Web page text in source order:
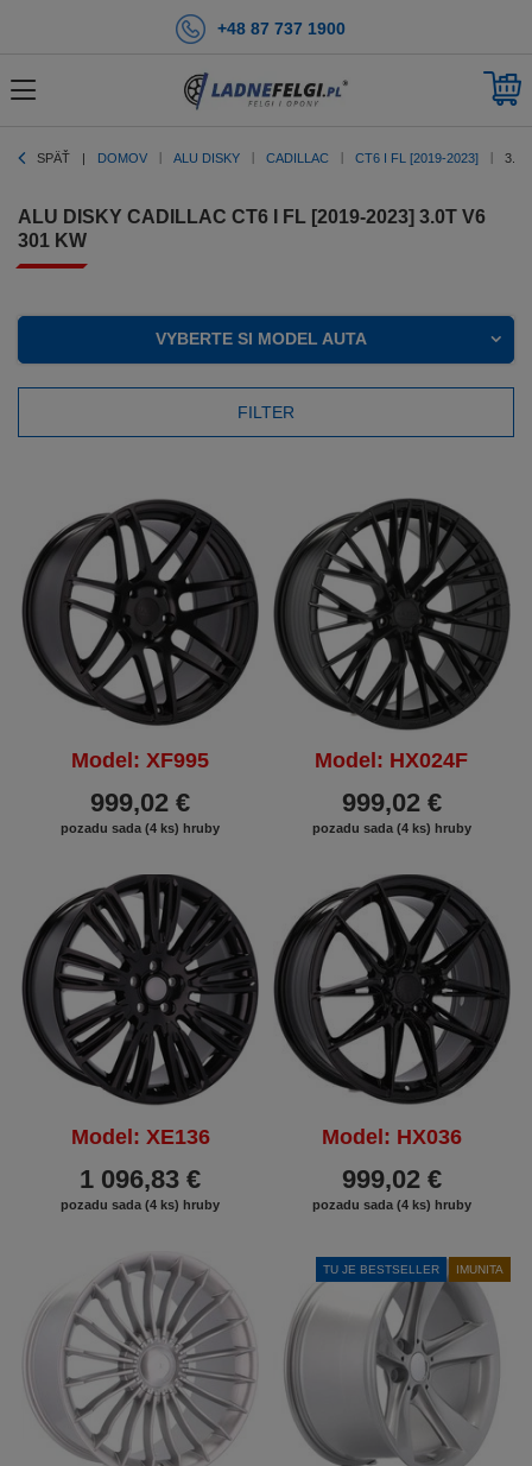
+48 87 737 1900
SPÄŤ DOMOV ALU DISKY CADILLAC CT6 I FL [2019-2023]
ALU DISKY CADILLAC CT6 I FL [2019-2023] 3.0T V6
301 KW
VYBERTE SI MODEL AUTA
FILTER
Model: XF995
999,02 €
pozadu sada (4 ks) hruby
Model: HX024F
999,02 €
pozadu sada (4 ks) hruby
Model: XE136
1 096,83 €
pozadu sada (4 ks) hruby
Model: HX036
999,02 €
pozadu sada (4 ks) hruby
TU JE BESTSELLER IMUNITA